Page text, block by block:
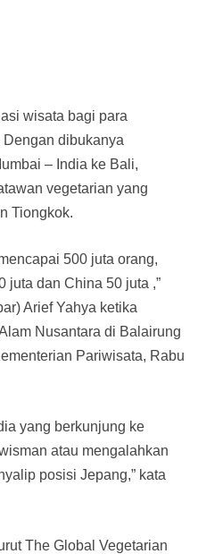
wisata bagi para
dibukanya
– India ke Bali,
vegetarian yang
Tiongkok.
500 juta orang,
juta dan China 50 juta ,”
Arief Yahya ketika
Nusantara di Balairung
Pariwisata, Rabu
yang berkunjung ke
atau mengalahkan
posisi Jepang,” kata
The Global Vegetarian